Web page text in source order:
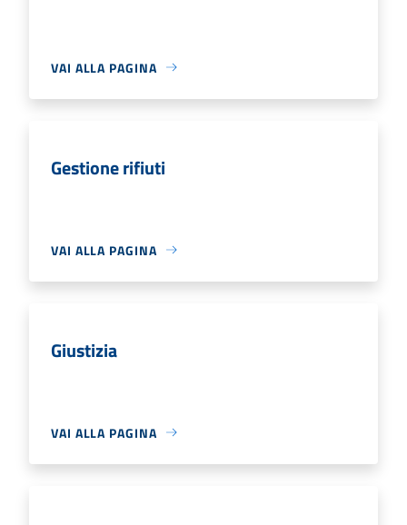
VAI ALLA PAGINA
Gestione rifiuti
VAI ALLA PAGINA
Giustizia
VAI ALLA PAGINA